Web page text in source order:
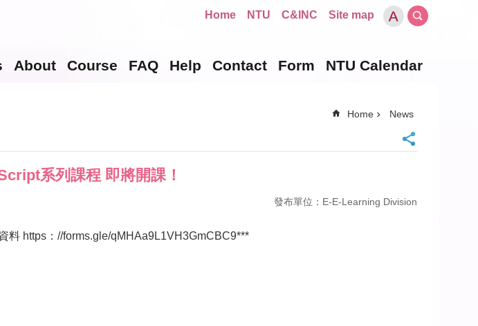
Home NTU C&INC Site map
About Course FAQ Help Contact Form NTU Calendar
Home News
系列課程 即將開課！
發布單位：E-E-Learning Division
料 https：//forms.gle/qMHAa9L1VH3GmCBC9***